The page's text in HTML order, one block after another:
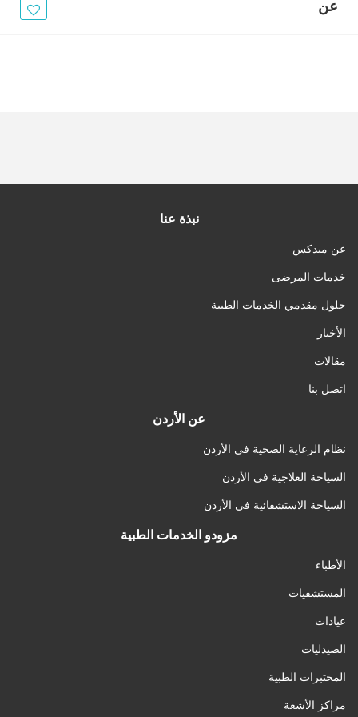
عن
نبذة عنا
عن ميدكس
خدمات المرضى
حلول مقدمي الخدمات الطبية
الأخبار
مقالات
اتصل بنا
عن الأردن
نظام الرعاية الصحية في الأردن
السياحة العلاجية في الأردن
السياحة الاستشفائية في الأردن
مزودو الخدمات الطبية
الأطباء
المستشفيات
عيادات
الصيدليات
المختبرات الطبية
مراكز الأشعة